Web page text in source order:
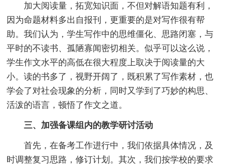
加大阅读量，拓宽知识面，不但对解语知题有利，
因为命题材料多出自报刊，更重要的是对写作很有帮
助。我们认为，学生写作中的思维僵化、思路闭塞，与
平时的不读书、孤陋寡闻密切相关。似乎可以这么说，
学生作文水平的高低在很大程度上取决于阅读量的大
小。读的书多了，视野开阔了，既积累了写作素材，也
学会了对社会现象的分析，同时又学到了巧妙的构思、
活泼的语言，顿悟了作文之道。
三、加强备课组内的教学研讨活动
首先，在备考工作进行中，我们依据具体情况，及
时调整复习思路，修订计划。其次，我们按学校的要求